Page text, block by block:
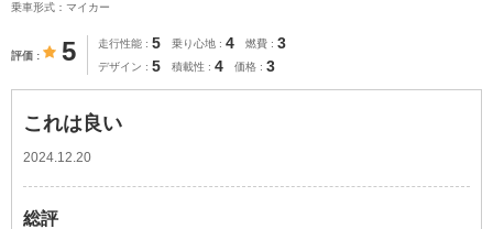
乗車形式：マイカー
評価 5 走行性能 5 乗り心地 4 燃費 3
デザイン 5 積載性 4 価格 3
これは良い
2024.12.20
総評